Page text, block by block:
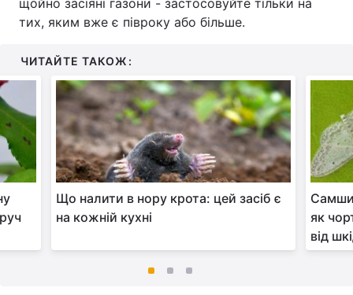
щойно засіяні газони - застосовуйте тільки на
тих, яким вже є півроку або більше.
ЧИТАЙТЕ ТАКОЖ:
Що налити в нору крота: цей засіб є
на кожній кухні
як
від